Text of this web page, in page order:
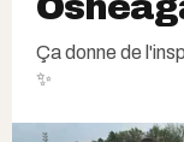
Ça donne de
✨